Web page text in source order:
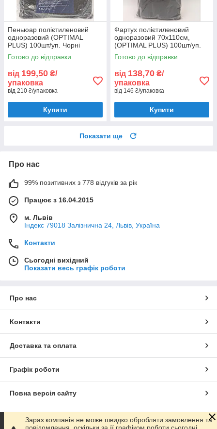
Пеньюар полієтиленовий
одноразовий (OPTIMAL
PLUS) 100шт/уп. Чорні
Готово до відправки
від 199,50 ₴/
упаковка
від 210 ₴/упаковка
Купити
Фартух полієтиленовий
одноразовий 70х110см,
(OPTIMAL PLUS) 100шт/уп.
Чорні
Готово до відправки
від 138,70 ₴/
упаковка
від 146 ₴/упаковка
Купити
Показати ще
Про нас
99% позитивних з 778 відгуків за рік
Працює з 16.04.2015
м. Львів
Індекс 79018 Залізнична 24, Львів, Україна
Контакти
Сьогодні вихідний
Показати весь графік роботи
Про нас
Контакти
Доставка та оплата
Графік роботи
Повна версія сайту
Сайт створено на маркетплейсі Prom.ua
Зараз компанія не може швидко обробляти замовлення та